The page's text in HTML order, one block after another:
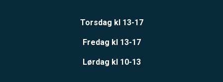
Torsdag kl 13-17
Fredag kl 13-17
Lørdag kl 10-13